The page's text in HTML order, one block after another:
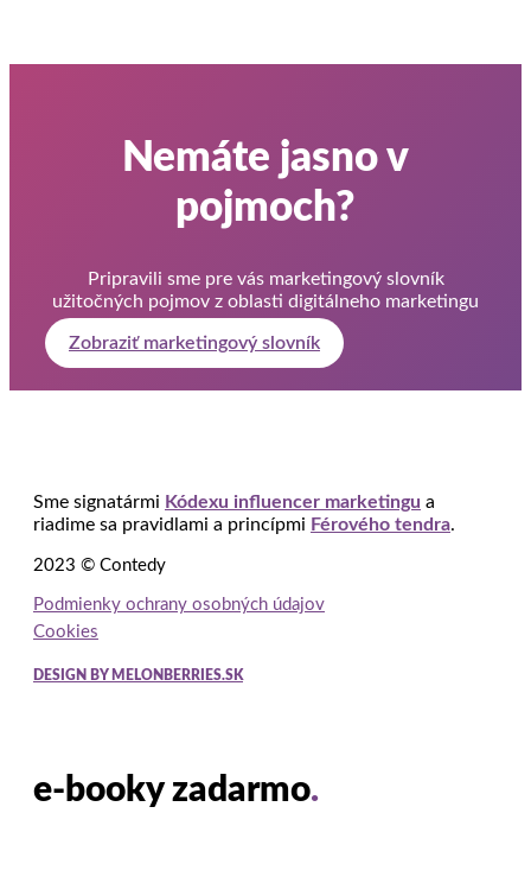
Nemáte jasno v
pojmoch?
Pripravili sme pre vás marketingový slovník
užitočných pojmov z oblasti digitálneho marketingu
Zobraziť marketingový slovník
Sme signatármi Kódexu influencer marketingu a
riadime sa pravidlami a princípmi Férového tendra.
2023 © Contedy
Podmienky ochrany osobných údajov
Cookies
DESIGN BY MELONBERRIES.SK
e-booky zadarmo.